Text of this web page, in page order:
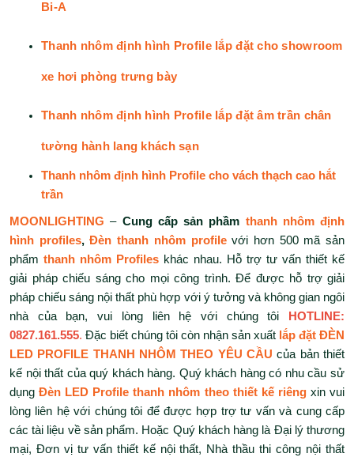
Bi-A
Thanh nhôm định hình Profile lắp đặt cho showroom
xe hơi phòng trưng bày
Thanh nhôm định hình Profile lắp đặt âm trần chân
tường hành lang khách sạn
Thanh nhôm định hình Profile cho vách thạch cao hắt
trần
MOONLIGHTING – Cung cấp sản phầm thanh nhôm định
hình profiles,Đèn thanh nhôm profilevới hơn 500 mã sản
phẩm thanh nhôm Profiles khác nhau. Hỗ trợ tư vấn thiết kế
giải pháp chiếu sáng cho mọi công trình. Để được hỗ trợ giải
pháp chiếu sáng nội thất phù hợp với ý tưởng và không gian ngôi
nhà của bạn, vui lòng liên hệ với chúng tôi
HOTLINE:
0827.161.555. Đặc biết chúng tôi còn nhận sản xuất lắp đặt ĐÈN
LED PROFILE THANH NHÔM THEO YÊU CẦU của bản thiết
kế nội thất của quý khách hàng. Quý khách hàng có nhu cầu sử
dụngĐèn LED Profile thanh nhôm theo thiết kế riêngxin vui
lòng liên hệ với chúng tôi để được hợp trợ tư vấn và cung cấp
các tài liệu về sản phẩm. Hoặc Quý khách hàng là Đại lý thương
mại, Đơn vị tư vấn thiết kế nội thất, Nhà thầu thi công nội thất